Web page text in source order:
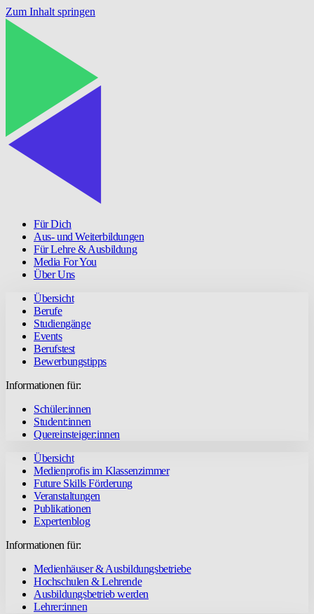
Zum Inhalt springen
Für Dich
Aus- und Weiterbildungen
Für Lehre & Ausbildung
Media For You
Über Uns
Übersicht
Berufe
Studiengänge
Events
Berufstest
Bewerbungstipps
Informationen für:
Schüler:innen
Student:innen
Quereinsteiger:innen
Übersicht
Medienprofis im Klassenzimmer
Future Skills Förderung
Veranstaltungen
Publikationen
Expertenblog
Informationen für:
Medienhäuser & Ausbildungsbetriebe
Hochschulen & Lehrende
Ausbildungsbetrieb werden
Lehrer:innen